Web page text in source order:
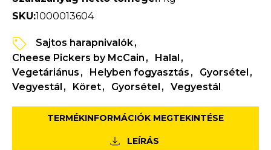
SKU:1000013604
Sajtos harapnivalók
Cheese Pickers by McCain
Halal
Vegetáriánus
Helyben fogyasztás
Gyorsétel
Vegyestál
Köret Gyorsétel Vegyestál
TERMÉKINFORMÁCIÓK MEGTEKINTÉSE
LEÍRÁS